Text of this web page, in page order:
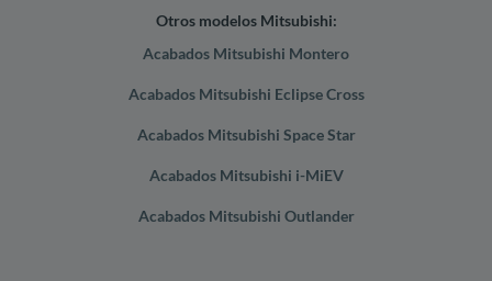
Otros modelos Mitsubishi:
Acabados Mitsubishi Montero
Acabados Mitsubishi Eclipse Cross
Acabados Mitsubishi Space Star
Acabados Mitsubishi i-MiEV
Acabados Mitsubishi Outlander